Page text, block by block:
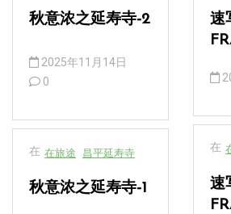
秋意浓之延寿寺-2
2025年11月14日
0
在 在旅途 昌平延寿寺
秋意浓之延寿寺-1
速
在
速